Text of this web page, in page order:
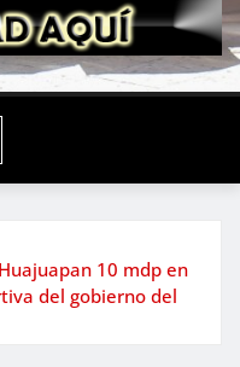
10 mdp en
del gobierno del